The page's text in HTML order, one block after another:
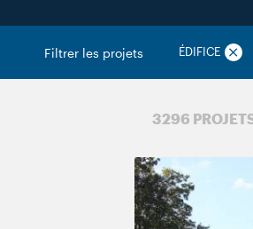
Filtrer les projets ÉDIFICE
3 296